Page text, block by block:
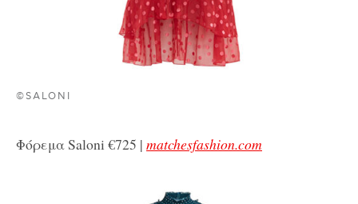
©SALONI
Φόρεμα Saloni €725 | matchesfashion.com